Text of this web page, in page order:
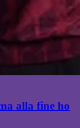
alla fine ho